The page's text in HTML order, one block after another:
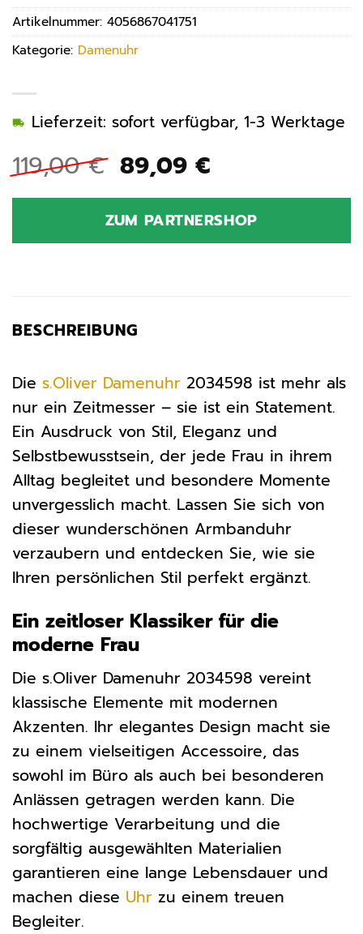
119,00€ Ursprünglicher
Preis
war:
119,00 €
89,09 €Aktueller
ist:
89,09 €.
Lieferzeit: sofort verfügbar, 1-3 Werktage
ZUM PARTNERSHOP
Artikelnummer: 4056867041751
Kategorie: Damenuhr
BESCHREIBUNG
Die s.Oliver Damenuhr 2034598 ist mehr als
nur ein Zeitmesser – sie ist ein Statement.
Ein Ausdruck von Stil, Eleganz und
Selbstbewusstsein, der jede Frau in ihrem
Alltag begleitet und besondere Momente
unvergesslich macht. Lassen Sie sich von
dieser wunderschönen Armbanduhr
verzaubern und entdecken Sie, wie sie
Ihren persönlichen Stil perfekt ergänzt.
Ein zeitloser Klassiker für die
moderne Frau
Die s.Oliver Damenuhr 2034598 vereint
klassische Elemente mit modernen
Akzenten. Ihr elegantes Design macht sie
zu einem vielseitigen Accessoire, das
sowohl im Büro als auch bei besonderen
Anlässen getragen werden kann. Die
hochwertige Verarbeitung und die
sorgfältig ausgewählten Materialien
garantieren eine lange Lebensdauer und
machen diese Uhr zu einem treuen
Begleiter.